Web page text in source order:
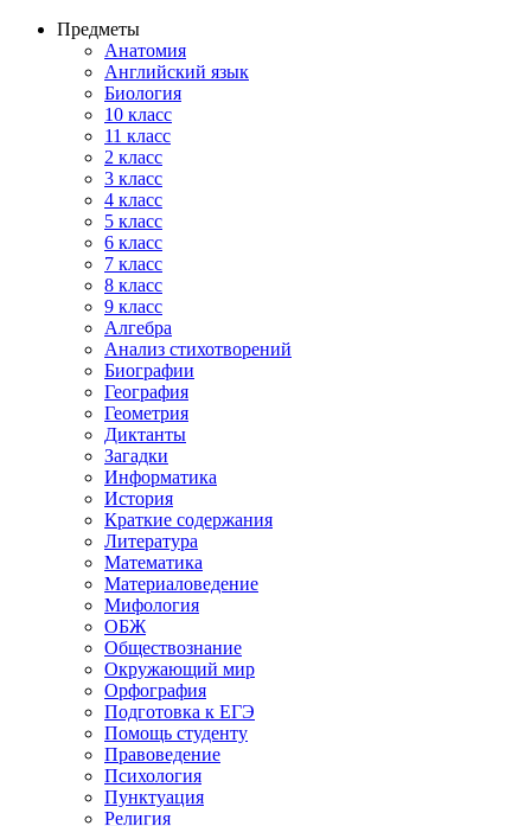
Предметы
Анатомия
Английский язык
Биология
10 класс
11 класс
2 класс
3 класс
4 класс
5 класс
6 класс
7 класс
8 класс
9 класс
Алгебра
Анализ стихотворений
Биографии
География
Геометрия
Диктанты
Загадки
Информатика
История
Краткие содержания
Литература
Математика
Материаловедение
Мифология
ОБЖ
Обществознание
Окружающий мир
Орфография
Подготовка к ЕГЭ
Помощь студенту
Правоведение
Психология
Пунктуация
Религия